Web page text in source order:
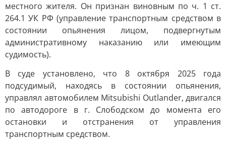
местного жителя. Он признан виновным по ч. 1 ст.
264.1 УК РФ (управление транспортным средством в
состоянии опьянения лицом, подвергнутым
административному наказанию или имеющим
судимость).
В суде установлено, что 8 октября 2025 года
подсудимый, находясь в состоянии опьянения,
управлял автомобилем Mitsubishi Outlander, двигался
по автодороге в г. Слободском до момента его
остановки и отстранения от управления
транспортным средством.